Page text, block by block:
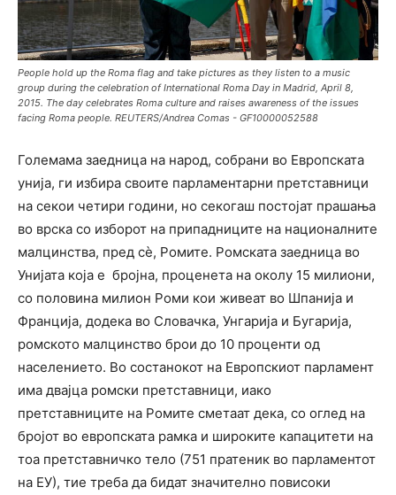
People hold up the Roma flag and take pictures as they listen to a music
group during the celebration of International Roma Day in Madrid, April 8,
2015. The day celebrates Roma culture and raises awareness of the issues
facing Roma people. REUTERS/Andrea Comas - GF10000052588
Големама заедница на народ, собрани во Европската
унија, ги избира своите парламентарни претставници
на секои четири години, но секогаш постојат прашања
во врска со изборот на припадниците на националните
малцинства, пред сè, Ромите. Ромската заедница во
Унијата која е бројна, проценета на околу 15 милиони,
со половина милион Роми кои живеат во Шпанија и
Франција, додека во Словачка, Унгарија и Бугарија,
ромското малцинство брои до 10 проценти од
населението. Во состанокот на Европскиот парламент
има двајца ромски претставници, иако
претставниците на Ромите сметаат дека, со оглед на
бројот во европската рамка и широките капацитети на
тоа претставничко тело (751 пратеник во парламентот
на ЕУ), тие треба да бидат значително повисоки